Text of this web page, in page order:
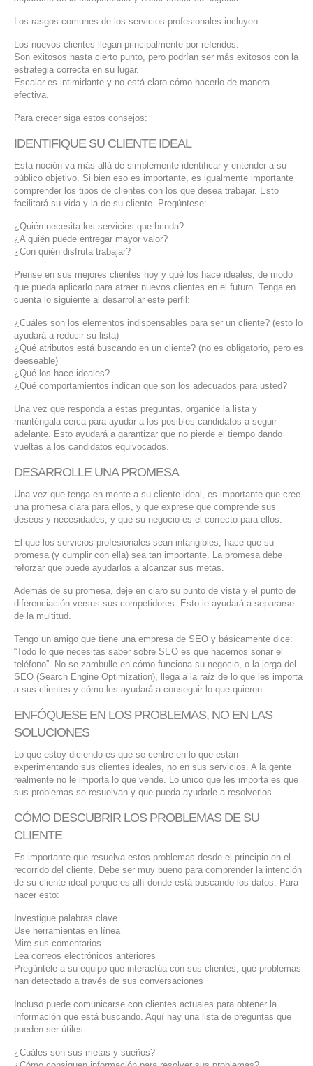
SISTEMAS PARA NEGOCIOS Y EMPRESAS
MARKETING DIGITAL
EMAIL MARKETING
SERVICIOS DE TI
ASESORÍA TECNOLÓGICA
TRANSFORMACIÓN DIGITAL
PORTAFOLIO
BLOG
Los rasgos comunes de los servicios profesionales incluyen:
Los nuevos clientes llegan principalmente por referidos.
Son exitosos hasta cierto punto, pero podrían ser más exitosos con la
estrategia correcta en su lugar.
Escalar es intimidante y no está claro cómo hacerlo de manera
efectiva.
Para crecer siga estos consejos:
IDENTIFIQUE SU CLIENTE IDEAL
Esta noción va más allá de simplemente identificar y entender a su
público objetivo. Si bien eso es importante, es igualmente importante
comprender los tipos de clientes con los que desea trabajar. Esto
facilitará su vida y la de su cliente. Pregúntese:
¿Quién necesita los servicios que brinda?
¿A quién puede entregar mayor valor?
¿Con quién disfruta trabajar?
Piense en sus mejores clientes hoy y qué los hace ideales, de modo
que pueda aplicarlo para atraer nuevos clientes en el futuro. Tenga en
cuenta lo siguiente al desarrollar este perfil:
¿Cuáles son los elementos indispensables para ser un cliente? (esto lo
ayudará a reducir su lista)
¿Qué atributos está buscando en un cliente? (no es obligatorio, pero es
deeseable)
¿Qué los hace ideales?
¿Qué comportamientos indican que son los adecuados para usted?
Una vez que responda a estas preguntas, organice la lista y
manténgala cerca para ayudar a los posibles candidatos a seguir
adelante. Esto ayudará a garantizar que no pierde el tiempo dando
vueltas a los candidatos equivocados.
DESARROLLE UNA PROMESA
Una vez que tenga en mente a su cliente ideal, es importante que cree
una promesa clara para ellos, y que exprese que comprende sus
deseos y necesidades, y que su negocio es el correcto para ellos.
El que los servicios profesionales sean intangibles, hace que su
promesa (y cumplir con ella) sea tan importante. La promesa debe
reforzar que puede ayudarlos a alcanzar sus metas.
Además de su promesa, deje en claro su punto de vista y el punto de
diferenciación versus sus competidores. Esto le ayudará a separarse
de la multitud.
Tengo un amigo que tiene una empresa de SEO y básicamente dice:
“Todo lo que necesitas saber sobre SEO es que hacemos sonar el
teléfono”. No se zambulle en cómo funciona su negocio, o la jerga del
SEO (Search Engine Optimization), llega a la raíz de lo que les importa
a sus clientes y cómo les ayudará a conseguir lo que quieren.
ENFÓQUESE EN LOS PROBLEMAS, NO EN LAS
SOLUCIONES
Lo que estoy diciendo es que se centre en lo que están
experimentando sus clientes ideales, no en sus servicios. A la gente
realmente no le importa lo que vende. Lo único que les importa es que
sus problemas se resuelvan y que pueda ayudarle a resolverlos.
CÓMO DESCUBRIR LOS PROBLEMAS DE SU
CLIENTE
Es importante que resuelva estos problemas desde el principio en el
recorrido del cliente. Debe ser muy bueno para comprender la intención
de su cliente ideal porque es allí donde está buscando los datos. Para
hacer esto:
Investigue palabras clave
Use herramientas en línea
Mire sus comentarios
Lea correos electrónicos anteriores
Pregúntele a su equipo que interactúa con sus clientes, qué problemas
han detectado a través de sus conversaciones
Incluso puede comunicarse con clientes actuales para obtener la
información que está buscando. Aquí hay una lista de preguntas que
pueden ser útiles:
¿Cuáles son sus metas y sueños?